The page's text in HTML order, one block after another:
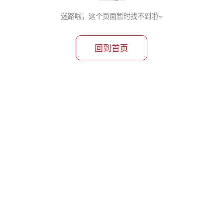
迷路啦，这个页面暂时找不到啦~
回到首页